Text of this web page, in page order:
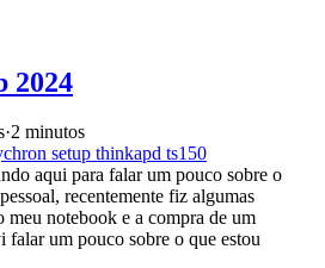
2024
·2 minutos
setup thinkapd ts150
aqui para falar um pouco sobre o
recentemente fiz algumas
meu notebook e a compra de um
um pouco sobre o que estou